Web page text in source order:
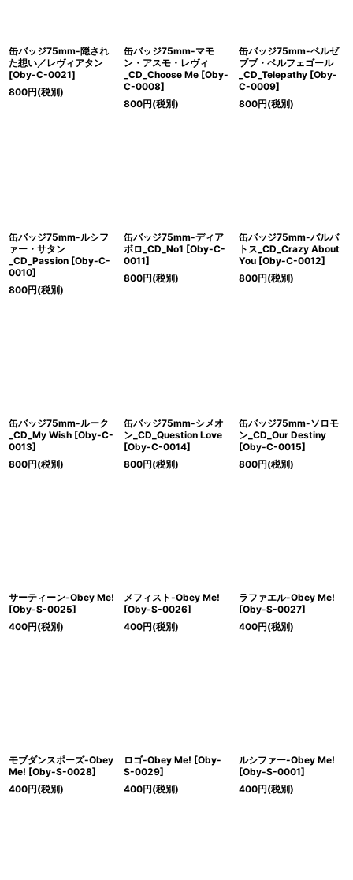
缶バッジ75mm-隠され
た想い／レヴィアタン
[Oby-C-0021]
800円(税別)
缶バッジ75mm-マモ
ン・アスモ・レヴィ
_CD_Choose Me [Oby-
C-0008]
800円(税別)
缶バッジ75mm-ベルゼ
ブブ・ベルフェゴール
_CD_Telepathy [Oby-
C-0009]
800円(税別)
缶バッジ75mm-ルシフ
ァー・サタン
_CD_Passion [Oby-C-
0010]
800円(税別)
缶バッジ75mm-ディア
ボロ_CD_No1 [Oby-C-
0011]
800円(税別)
缶バッジ75mm-バルバ
トス_CD_Crazy About
You [Oby-C-0012]
800円(税別)
缶バッジ75mm-ルーク
_CD_My Wish [Oby-C-
0013]
800円(税別)
缶バッジ75mm-シメオ
ン_CD_Question Love
[Oby-C-0014]
800円(税別)
缶バッジ75mm-ソロモ
ン_CD_Our Destiny
[Oby-C-0015]
800円(税別)
サーティーン-Obey Me!
[Oby-S-0025]
400円(税別)
メフィスト-Obey Me!
[Oby-S-0026]
400円(税別)
ラファエル-Obey Me!
[Oby-S-0027]
400円(税別)
モブダンスポーズ-Obey
Me! [Oby-S-0028]
400円(税別)
ロゴ-Obey Me! [Oby-
S-0029]
400円(税別)
ルシファー-Obey Me!
[Oby-S-0001]
400円(税別)